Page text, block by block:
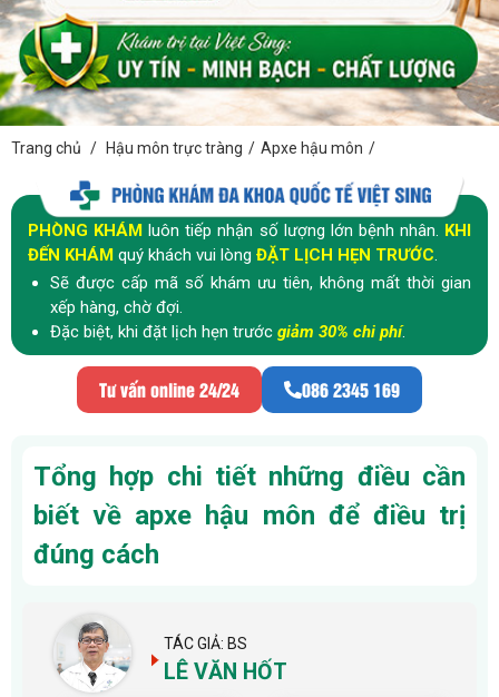
Trang chủ / Hậu môn trực tràng / Apxe hậu môn /
PHÒNG KHÁM luôn tiếp nhận số lượng lớn bệnh nhân. KHI
ĐẾN KHÁM quý khách vui lòng ĐẶT LỊCH HẸN TRƯỚC.
Sẽ được cấp mã số khám ưu tiên, không mất thời gian
xếp hàng, chờ đợi.
Đặc biệt, khi đặt lịch hẹn trước giảm 30% chi phí.
Tư vấn online 24/24 086 2345 169
Tổng hợp chi tiết những điều cần
biết về apxe hậu môn để điều trị
đúng cách
TÁC GIẢ: BS
LÊ VĂN HỐT